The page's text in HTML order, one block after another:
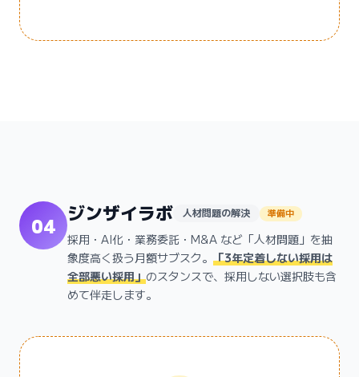
04 ジンザイラボ 人材問題の解決 準備中
採用・AI化・業務委託・M&A など「人材問題」を抽
象度高く扱う月額サブスク。 「3年定着しない採用は
全部悪い採用」のスタンスで、採用しない選択肢も含
めて伴走します。